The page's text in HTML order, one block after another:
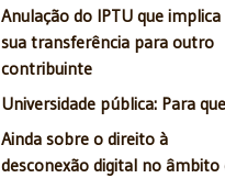
Anulação do IPTU que implica
sua transferência para outro
contribuinte
Universidade pública: Para
Ainda sobre o direito à
desconexão digital no âmbito